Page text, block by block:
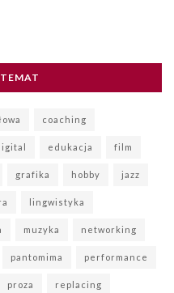
coaching
edukacja film
grafika hobby jazz
lingwistyka
muzyka networking
pantomima performance
proza replacing